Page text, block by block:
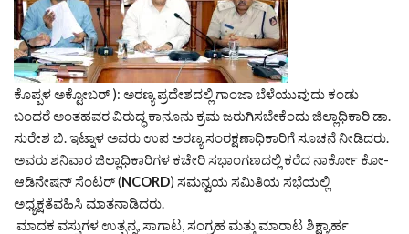
ಕೊಪ್ಪಳ ಅಕ್ಟೋಬರ್ ): ಅರಣ್ಯ ಪ್ರದೇಶದಲ್ಲಿ ಗಾಂಜಾ ಬೆಳೆಯುವುದು ಕಂಡು
ಬಂದರೆ ಅಂತಹವರ ವಿರುದ್ಧ ಕಾನೂನು ಕ್ರಮ ಜರುಗಿಸಬೇಕೆಂದು ಜಿಲ್ಲಾಧಿಕಾರಿ ಡಾ.
ಸುರೇಶ ಬಿ. ಇಟ್ನಾಳ ಅವರು ಉಪ ಅರಣ್ಯ ಸಂರಕ್ಷಣಾಧಿಕಾರಿಗೆ ಸೂಚನೆ ನೀಡಿದರು.
ಅವರು ಶನಿವಾರ ಜಿಲ್ಲಾಧಿಕಾರಿಗಳ ಕಚೇರಿ ಸಭಾಂಗಣದಲ್ಲಿ ಕರೆದ ನಾರ್ಕೋ ಕೋ-
ಆಡಿನೇಷನ್ ಸೆಂಟರ್ (NCORD) ಸಮನ್ವಯ ಸಮಿತಿಯ ಸಭೆಯಲ್ಲಿ
ಅಧ್ಯಕ್ಷತೆವಹಿಸಿ ಮಾತನಾಡಿದರು.
ಮಾದಕ ವಸ್ತುಗಳ ಉತ್ಪನ್ನ, ಸಾಗಾಟ, ಸಂಗ್ರಹ ಮತ್ತು ಮಾರಾಟ ಶಿಕ್ಷ್ಯಾರ್ಹ